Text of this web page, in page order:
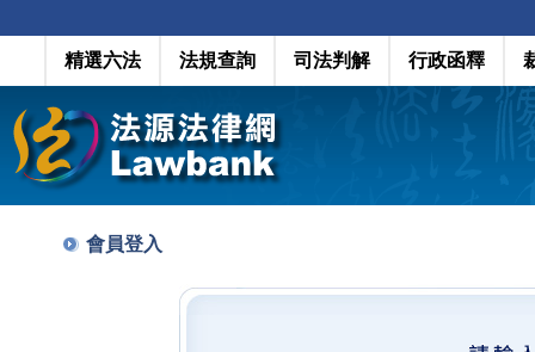
精選六法 法規查詢 司法判解 行政函釋
會員登入